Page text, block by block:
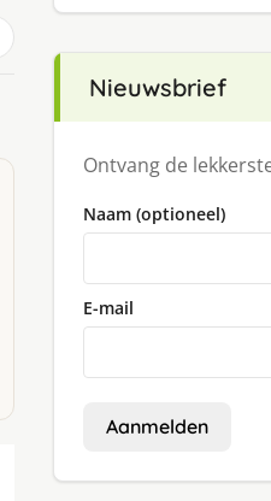
Nieuwsbrief
Ontvang de
Naam (optioneel)
E-mail
Aanmelden